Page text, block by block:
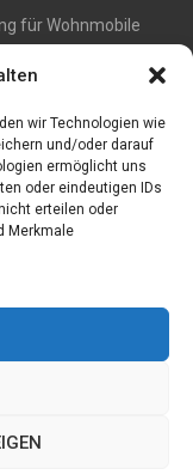
wir Technologien wie
und/oder darauf
ermöglicht uns
oder eindeutigen IDs
erteilen oder
Merkmale
für Wohnmobile